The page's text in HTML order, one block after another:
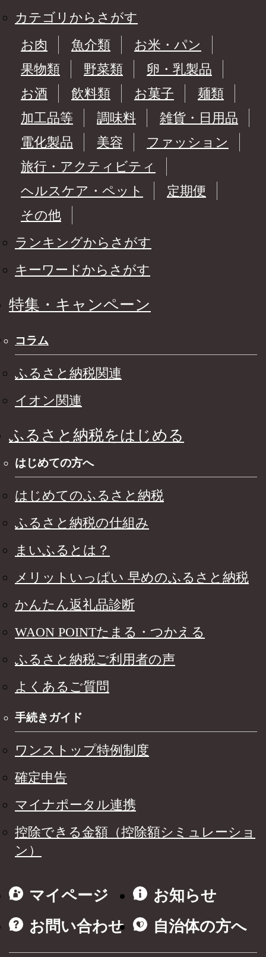
カテゴリからさがす
お肉
魚介類
お米・パン
果物類
野菜類
卵・乳製品
お酒
飲料類 お菓子
麺類
加工品等
調味料
雑貨・日用品
電化製品
美容
ファッション
旅行・アクティビティ
ヘルスケア・ペット
定期便
その他
ランキングからさがす
キーワードからさがす
特集・キャンペーン
コラム
ふるさと納税関連
イオン関連
ふるさと納税をはじめる
はじめての方へ
はじめてのふるさと納税
ふるさと納税の仕組み
まいふるとは？
メリットいっぱい 早めのふるさと納税
かんたん返礼品診断
WAON POINTたまる・つかえる
ふるさと納税ご利用者の声
よくあるご質問
手続きガイド
ワンストップ特例制度
確定申告
マイナポータル連携
控除できる金額（控除額シミュレーショ
ン）
マイページ
お知らせ
お問い合わせ
自治体の方へ